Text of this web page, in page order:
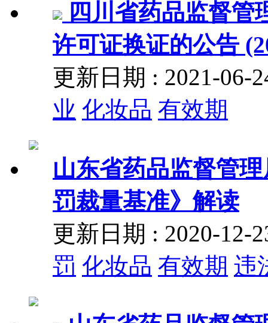
四川省药品监督管
许可证换证的公告
更新日期 : 2021-06-
业 化妆品 有效期
山东省药品监督管
罚裁量基准》解读
更新日期 : 2020-12-
罚 化妆品 有效期 违